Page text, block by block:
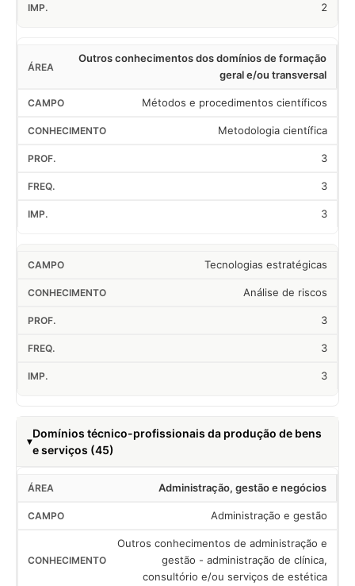
2
Outros conhecimentos dos domínios de formação
geral e/ou transversal
Métodos e procedimentos científicos
Metodologia científica
3
3
3
Tecnologias estratégicas
Análise de riscos
3
3
3
Domínios técnico-profissionais da produção de bens
e serviços (45)
Administração, gestão e negócios
Administração e gestão
Outros conhecimentos de administração e
gestão - administração de clínica,
consultório e/ou serviços de estética